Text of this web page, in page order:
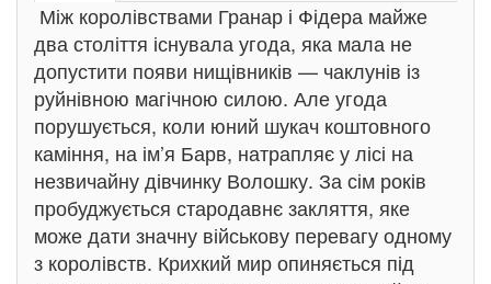
Між королівствами Гранар і Фідера майже
два століття існувала угода, яка мала не
допустити появи нищівників — чаклунів із
руйнівною магічною силою. Але угода
порушується, коли юний шукач коштовного
каміння, на ім’я Барв, натрапляє у лісі на
незвичайну дівчинку Волошку. За сім років
пробуджується стародавнє закляття, яке
може дати значну військову перевагу одному
з королівств. Крихкий мир опиняється під